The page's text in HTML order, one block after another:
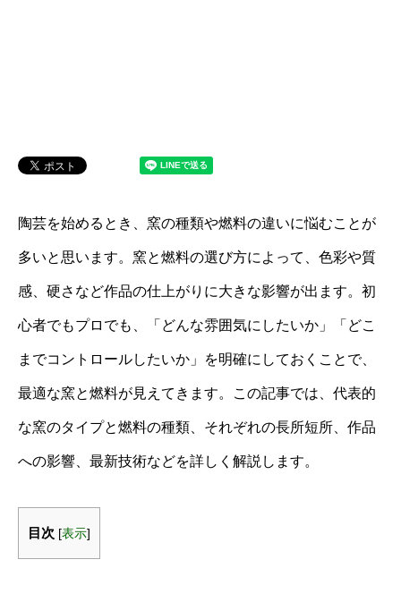
陶芸を始めるとき、窯の種類や燃料の違いに悩むことが
多いと思います。窯と燃料の選び方によって、色彩や質
感、硬さなど作品の仕上がりに大きな影響が出ます。初
心者でもプロでも、「どんな雰囲気にしたいか」「どこ
までコントロールしたいか」を明確にしておくことで、
最適な窯と燃料が見えてきます。この記事では、代表的
な窯のタイプと燃料の種類、それぞれの長所短所、作品
への影響、最新技術などを詳しく解説します。
目次 [表示]